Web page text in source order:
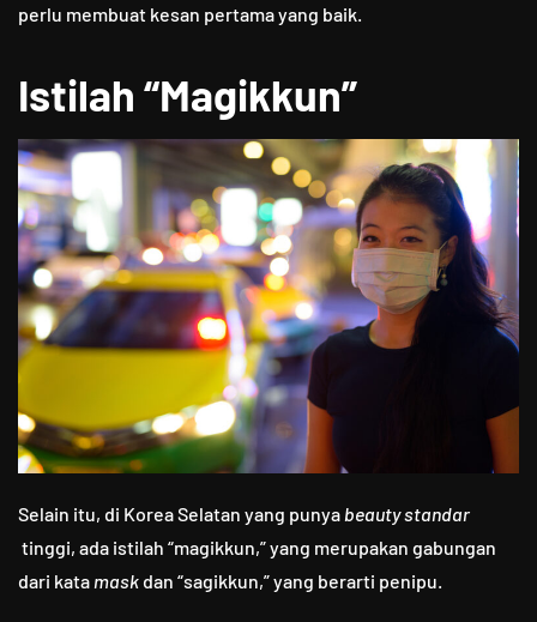
perlu membuat kesan pertama yang baik.
Istilah “Magikkun”
Selain itu, di Korea Selatan yang punya beauty standar
tinggi, ada istilah “magikkun,” yang merupakan gabungan
dari kata mask dan “sagikkun,” yang berarti penipu.